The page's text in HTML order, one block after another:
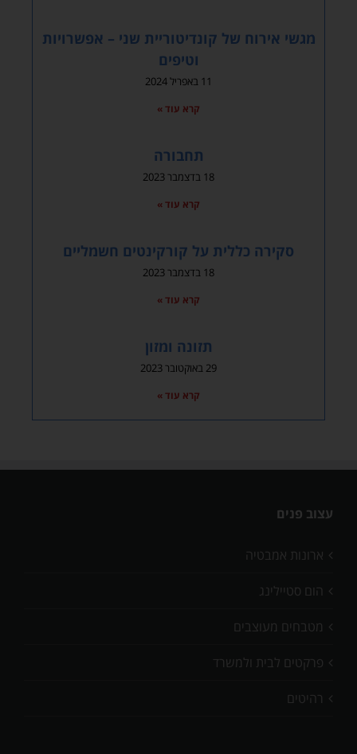
מגשי אירוח של קונדיטוריית שני – אפשרויות
וטיפים
11 באפריל 2024
קרא עוד »
תחבורה
18 בדצמבר 2023
קרא עוד »
סקירה כללית על קורקינטים חשמליים
18 בדצמבר 2023
קרא עוד »
תזונה ומזון
29 באוקטובר 2023
קרא עוד »
עצוב פנים
ארונות אמבטיה
הום סטיילינג
מטבחים מעוצבים
פרקטים לבית ולמשרד
רהיטים